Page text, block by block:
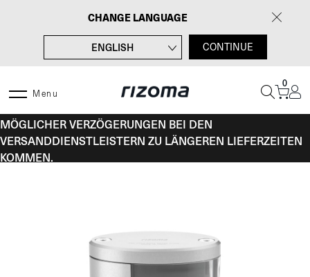
CHANGE LANGUAGE
ENGLISH
ITALIANO
ESPAÑOL
CONTINUE
Menu
0
MÖGLICHER VERZÖGERUNGEN BEI DEN
VERSANDDIENSTLEISTERN ZU LÄNGEREN LIEFERZEITEN
KOMMEN.